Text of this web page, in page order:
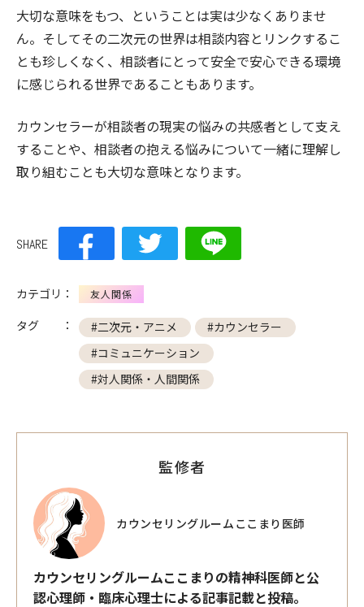
大切な意味をもつ、ということは実は少なくありませ
ん。そしてその二次元の世界は相談内容とリンクするこ
とも珍しくなく、相談者にとって安全で安心できる環境
に感じられる世界であることもあります。
カウンセラーが相談者の現実の悩みの共感者として支え
することや、相談者の抱える悩みについて一緒に理解し
取り組むことも大切な意味となります。
SHARE
カテゴリ： 友人関係
タグ ： #二次元・アニメ
#カウンセラー
#コミュニケーション
#対人関係・人間関係
監修者
カウンセリングルームここまり医師
カウンセリングルームここまりの精神科医師と公
認心理師・臨床心理士による記事記載と投稿。